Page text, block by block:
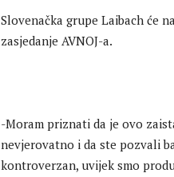
Slovenačka grupe Laibach će
zasjedanje AVNOJ-a.
-Moram priznati da je ovo
nevjerovatno i da ste pozvali
kontroverzan, uvijek smo